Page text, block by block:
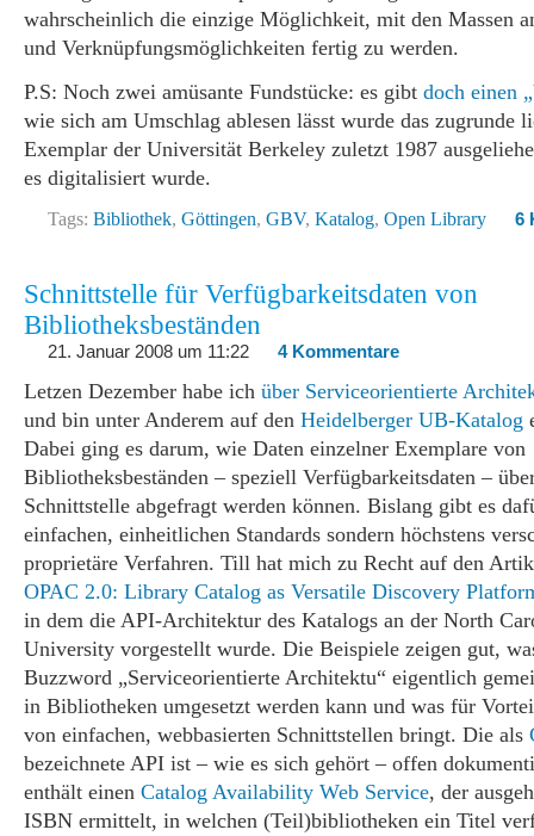
wahrscheinlich die einzige Möglichkeit, mit den Massen
und Verknüpfungsmöglichkeiten fertig zu werden.
P.S: Noch zwei amüsante Fundstücke: es gibt doch einen
wie sich am Umschlag ablesen lässt wurde das zugrunde
Exemplar der Universität Berkeley zuletzt 1987
es digitalisiert wurde.
Tags: Bibliothek, Göttingen, GBV, Katalog, Open Library 6
Schnittstelle für Verfügbarkeitsdaten von
Bibliotheksbeständen
21. Januar 2008 um 11:22 4 Kommentare
Letzen Dezember habe ich über Serviceorientierte
und bin unter Anderem auf den Heidelberger UB-Katalog
Dabei ging es darum, wie Daten einzelner Exemplare von
Bibliotheksbeständen – speziell Verfügbarkeitsdaten –
Schnittstelle abgefragt werden können. Bislang gibt es
einfachen, einheitlichen Standards sondern höchstens
proprietäre Verfahren. Till hat mich zu Recht auf den
OPAC 2.0: Library Catalog as Versatile Discovery
in dem die API-Architektur des Katalogs an der North
University vorgestellt wurde. Die Beispiele zeigen gut,
Buzzword „Serviceorientierte Architektu“ eigentlich
in Bibliotheken umgesetzt werden kann und was für
von einfachen, webbasierten Schnittstellen bringt. Die als
bezeichnete API ist – wie es sich gehört – offen
enthält einen Catalog Availability Web Service, der
ISBN ermittelt, in welchen (Teil)bibliotheken ein Titel